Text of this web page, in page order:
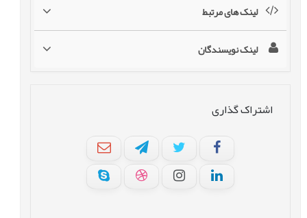
لینک های مرتبط
لینک نویسندگان
اشتراک گذاری